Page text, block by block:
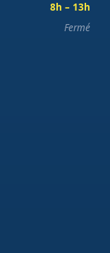
8h – 13h
Fermé